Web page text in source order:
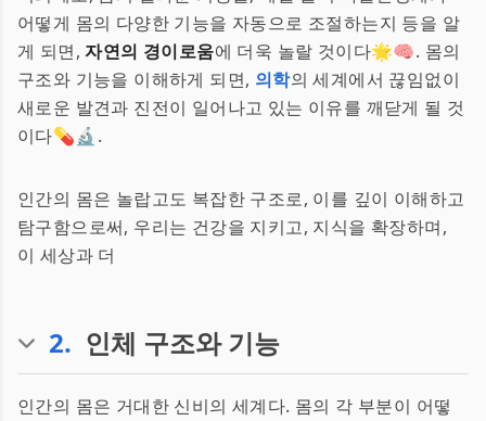
어떻게 몸의 다양한 기능을 자동으로 조절하는지 등을 알
게 되면,자연의 경이로움에 더욱 놀랄 것이다🌟🧠. 몸의
구조와 기능을 이해하게 되면, 의학의 세계에서 끊임없이
새로운 발견과 진전이 일어나고 있는 이유를 깨닫게 될 것
이다💊🔬.
인간의 몸은 놀랍고도 복잡한 구조로, 이를 깊이 이해하고
탐구함으로써, 우리는 건강을 지키고, 지식을 확장하며,
이 세상과 더
2. 인체 구조와 기능
인간의 몸은 거대한 신비의 세계다. 몸의 각 부분이 어떻